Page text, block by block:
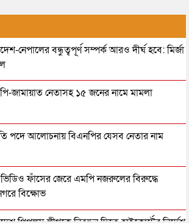
নেপালের বন্ধুত্বপূর্ণ সম্পর্ক আরও দীর্ঘ হবে: মির্জা
জামায়াত নেতাসহ ১৫ জনের নামে মামলা
পদে আলোচনায় বিএনপির যেসব নেতার নাম
ভিডিও ফাঁসের জেরে এমপি নজরুলের বিরুদ্ধে
বিক্ষোভ